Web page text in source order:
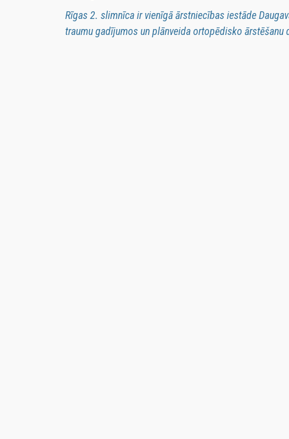
Rīgas 2. slimnīca ir vienīgā ārstniecības iestāde
traumu gadījumos un plānveida ortopēdisko ārstēšanu